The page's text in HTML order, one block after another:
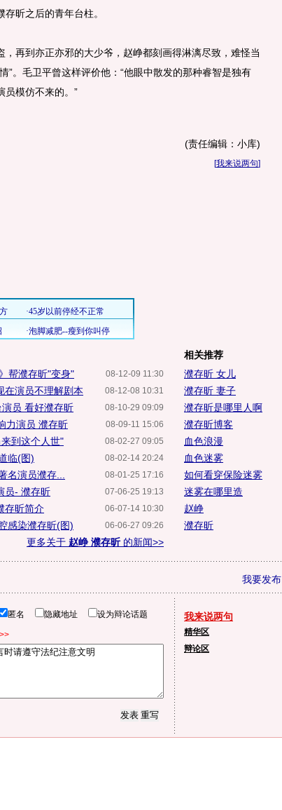
昕之后的青年台柱。
再到亦正亦邪的大少爷，赵峥都刻画得淋漓尽致，难怪当
”。毛卫平曾这样评价他：“他眼中散发的那种睿智是独有
员模仿不来的。”
(责任编辑：小库)
[我来说两句]
08-12-09 11:30
帮濮存昕"变身"
08-12-08 10:31
在演员不理解剧本
08-10-29 09:09
员 看好濮存昕
08-09-11 15:06
力演员 濮存昕
08-02-27 09:05
到这个人世"
08-02-14 20:24
临(图)
08-01-25 17:16
名演员濮存...
07-06-25 19:13
员- 濮存昕
06-07-14 10:30
存昕简介
06-06-27 09:26
感染濮存昕(图)
更多关于 赵峥 濮存昕 的新闻>>
相关推荐
濮存昕 女儿
濮存昕 妻子
濮存昕是哪里人啊
濮存昕博客
血色浪漫
血色迷雾
如何看穿保险迷雾
迷雾在哪里造
赵峥
濮存昕
我要发布
匿名 隐藏地址 设为辩论话题 我来说两句
精华区
辩论区